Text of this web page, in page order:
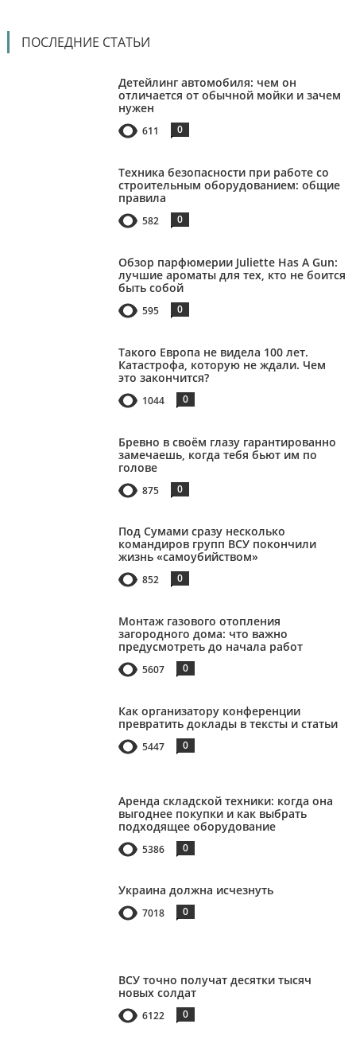
ПОСЛЕДНИЕ СТАТЬИ
Детейлинг автомобиля: чем он
отличается от обычной мойки и зачем
нужен
611 0
Техника безопасности при работе со
строительным оборудованием: общие
правила
582 0
Обзор парфюмерии Juliette Has A Gun:
лучшие ароматы для тех, кто не боится
быть собой
595 0
Такого Европа не видела 100 лет.
Катастрофа, которую не ждали. Чем
это закончится?
1044 0
Бревно в своём глазу гарантированно
замечаешь, когда тебя бьют им по
голове
875 0
Под Сумами сразу несколько
командиров групп ВСУ покончили
жизнь «самоубийством»
852 0
Монтаж газового отопления
загородного дома: что важно
предусмотреть до начала работ
5607 0
Как организатору конференции
превратить доклады в тексты и статьи
5447 0
Аренда складской техники: когда она
выгоднее покупки и как выбрать
подходящее оборудование
5386 0
Украина должна исчезнуть
7018 0
ВСУ точно получат десятки тысяч
новых солдат
6122 0